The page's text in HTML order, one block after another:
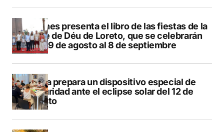
Duanes presenta el libro de las fiestas de la
Mare de Déu de Loreto, que se celebrarán
del 29 de agosto al 8 de septiembre
Xàbia prepara un dispositivo especial de
seguridad ante el eclipse solar del 12 de
agosto